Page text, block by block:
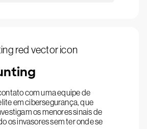
com uma equipe de
em cibersegurança, que
os menores sinais de
os invasores sem ter onde se